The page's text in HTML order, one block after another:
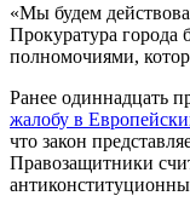
«Мы будем
Прокуратура города
полномочиями,
Ранее одиннадцать
жалобу в
что закон
Правозащитники